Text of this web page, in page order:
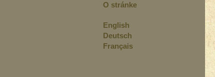
O stránke
English
Deutsch
Français